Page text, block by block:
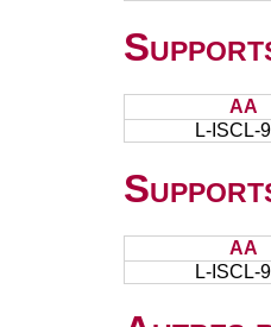
AA
L-ISCL-
AA
L-ISCL-